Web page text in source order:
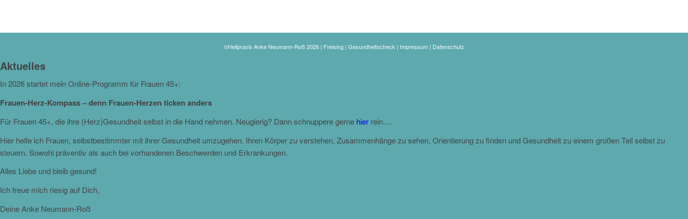
©Heilpraxis Anke Neumann-Roß 2026 | Freising | Gesundheitscheck | Impressum | Datenschutz
Aktuelles
In 2026 startet mein Online-Programm für Frauen 45+:
Frauen-Herz-Kompass – denn Frauen-Herzen ticken anders
Für Frauen 45+, die ihre (Herz)Gesundheit selbst in die Hand nehmen. Neugierig? Dann schnuppere gerne hier rein….
Hier helfe ich Frauen, selbstbestimmter mit ihrer Gesundheit umzugehen. Ihren Körper zu verstehen, Zusammenhänge zu sehen, Orientierung zu finden und Gesundheit zu einem großen Teil selbst zu
steuern. Sowohl präventiv als auch bei vorhandenen Beschwerden und Erkrankungen.
Alles Liebe und bleib gesund!
Ich freue mich riesig auf Dich,
Deine Anke Neumann-Roß